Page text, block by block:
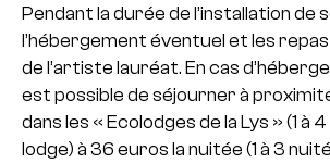
Pendant la durée de l’installation de
l’hébergement éventuel et les
de l’artiste lauréat. En cas
est possible de séjourner à
dans les « Ecolodges de la Lys » (1 à
lodge) à 36 euros la nuitée (1 à 3